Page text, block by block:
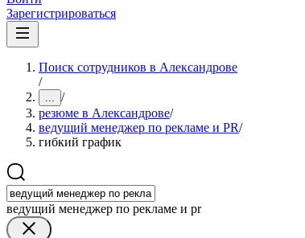
Зарегистрироваться
Поиск сотрудников в Александрове
/
... /
резюме в Александрове/
ведущий менеджер по рекламе и PR/
гибкий график
ведущий менеджер по рекламе и pr